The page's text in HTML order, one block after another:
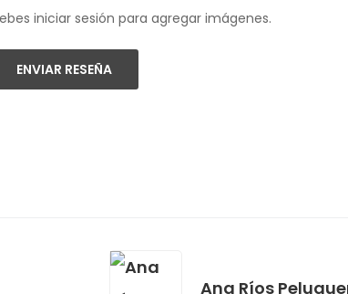
iniciar sesión para agregar imágenes.
ENVIAR RESEÑA
Ana Ríos